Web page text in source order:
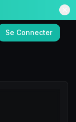
Se Connecter